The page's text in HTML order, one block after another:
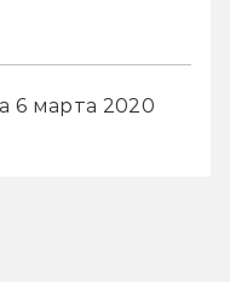
6 марта 2020